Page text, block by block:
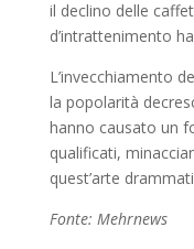
il declino delle
d’intrattenimento
L’invecchiamento
la popolarità
hanno causato un
qualificati,
quest’arte
Fonte: Mehrnews